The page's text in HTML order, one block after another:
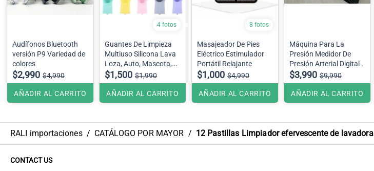
Audífonos Bluetooth
versión P9 Variedad de
colores
$2,990 $4,990
AÑADIR AL CARRITO
4 fotos
Guantes De Limpieza
Multiuso Silicona Lava
Loza, Auto, Mascota,
etc. Se envía color
surtido dependiendo del
stock en bodega
$1,500 $1,990
AÑADIR AL CARRITO
8 fotos
Masajeador De Pies
Eléctrico Estimulador
Portátil Relajante
$1,000 $4,990
AÑADIR AL CARRITO
Máquina Para La
Presión Medidor De
Presión Arterial Digital .
$3,990 $9,990
AÑADIR AL CARRITO
RALI importaciones / CATÁLOGO POR MAYOR / 12 Pastillas Limpiador efervescente de lavadora
CONTACT US